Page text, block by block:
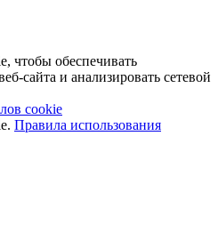
чтобы обеспечивать
сайта и анализировать сетевой
cookie
Правила использования